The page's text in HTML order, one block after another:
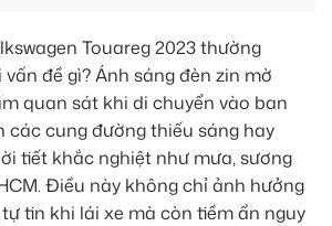
Touareg 2023 thường
đề gì? Ánh sáng đèn zin mờ
quan sát khi di chuyển vào ban
các cung đường thiếu sáng hay
tiết khắc nghiệt như mưa, sương
Điều này không chỉ ảnh hưởng
tin khi lái xe mà còn tiềm ẩn nguy